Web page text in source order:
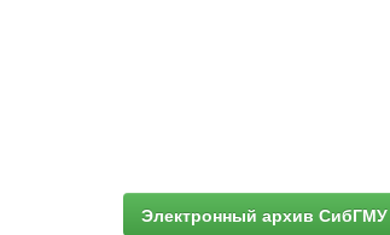
Электронный архив СибГМУ